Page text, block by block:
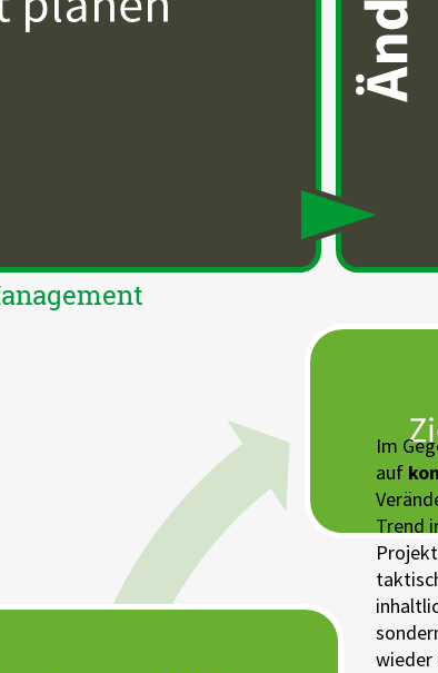
Im
auf
Trend
wieder